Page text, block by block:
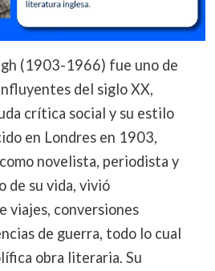
(1903-1966) fue uno de
del siglo XX,
crítica social y su estilo
en Londres en 1903,
novelista, periodista y
de su vida, vivió
viajes, conversiones
de guerra, todo lo cual
obra literaria. Su